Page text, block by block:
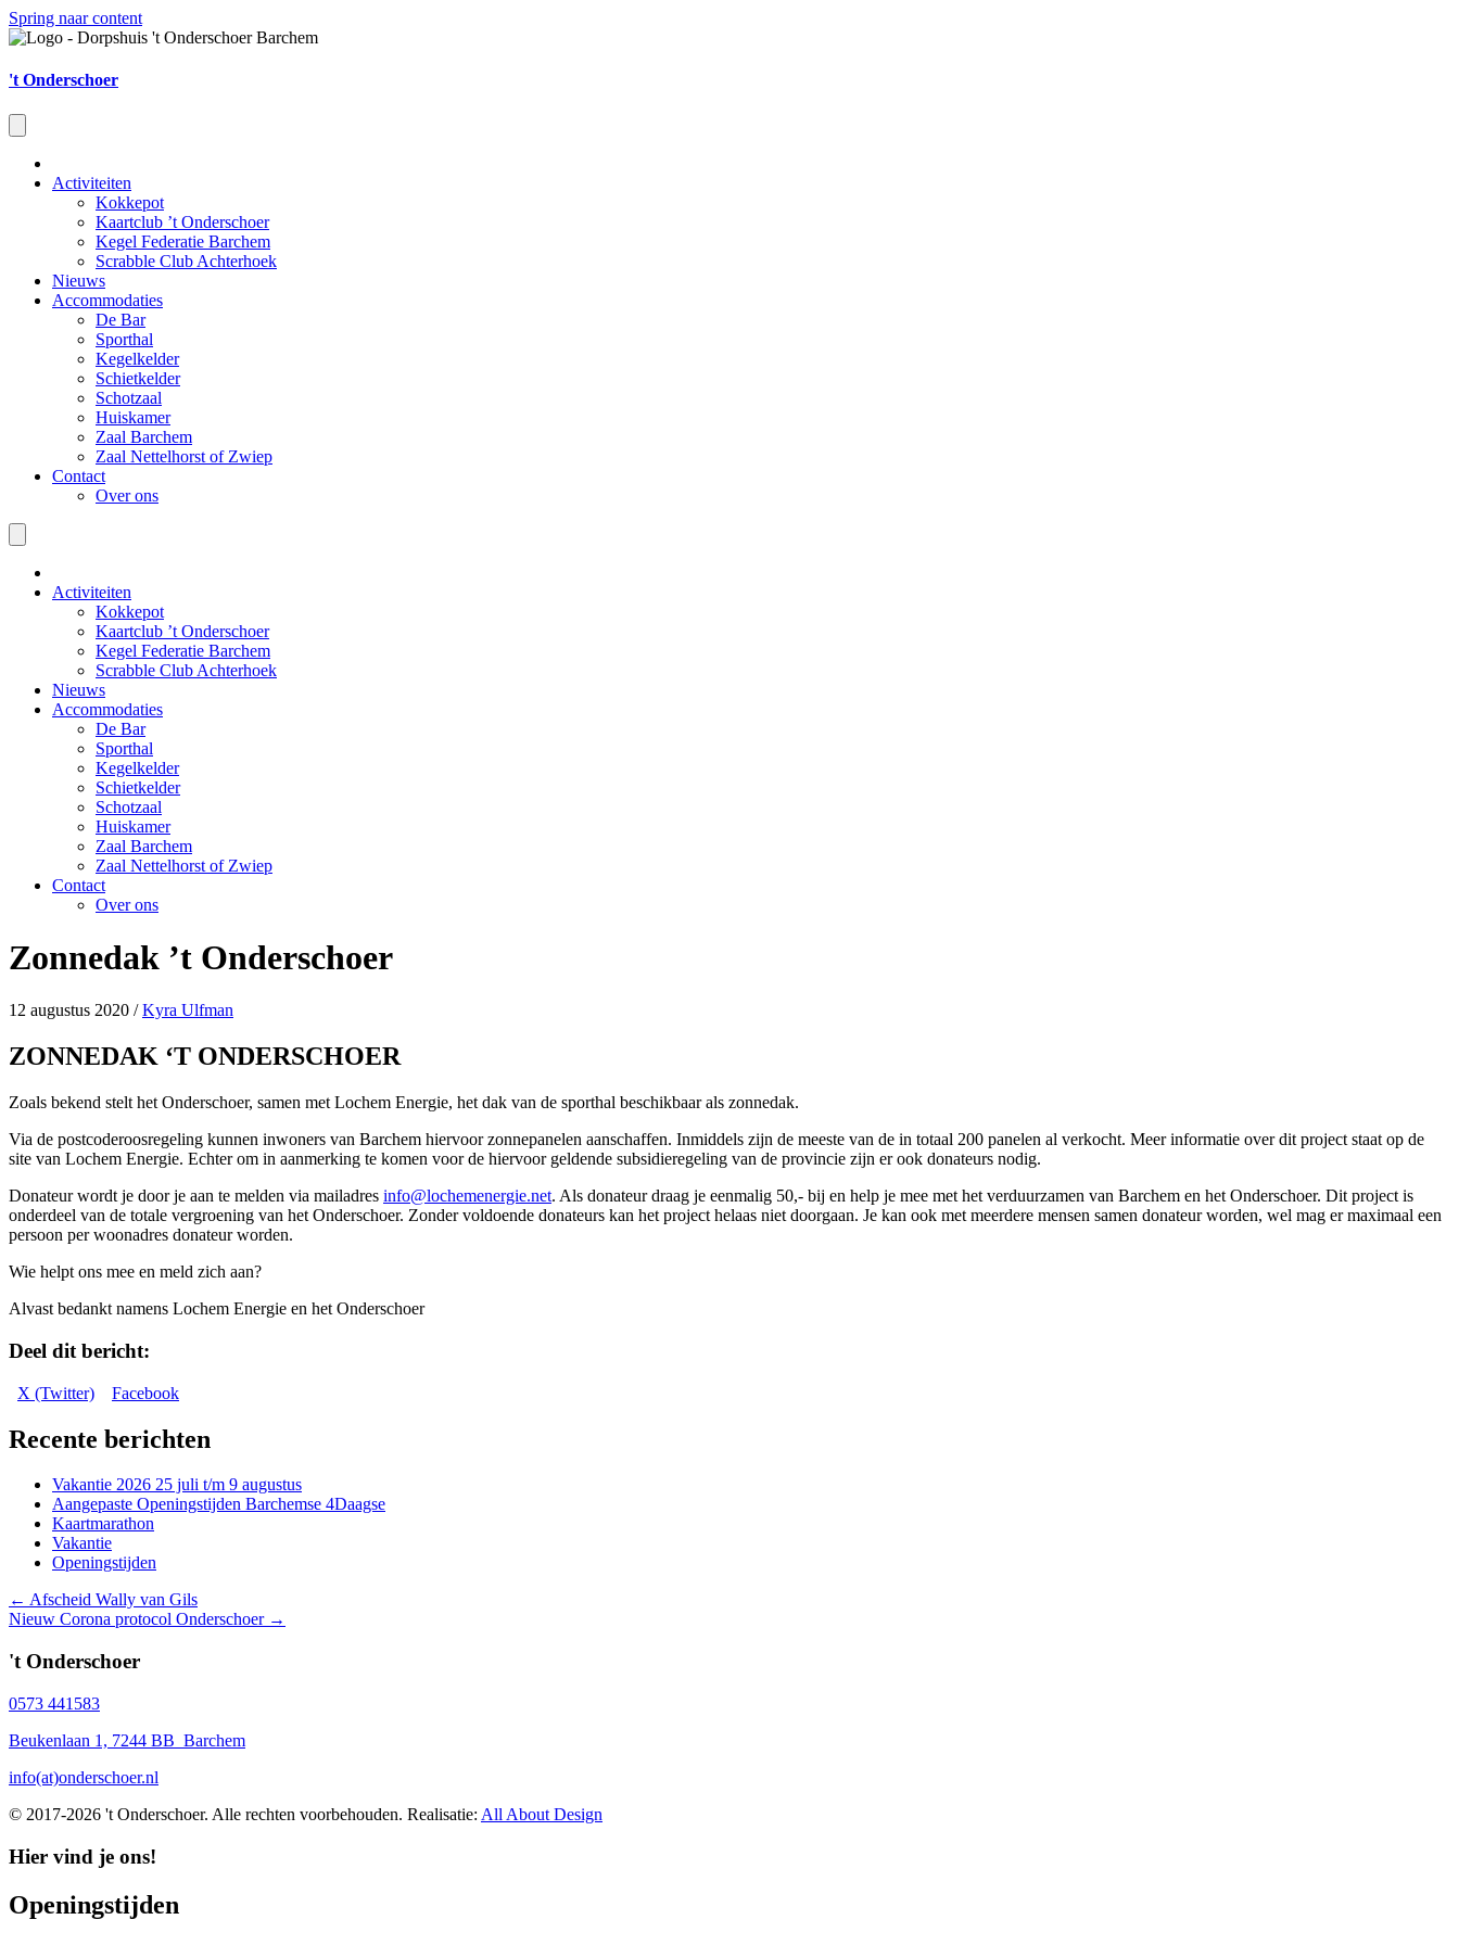
Spring naar content
't Onderschoer
Activiteiten
Kokkepot
Kaartclub ’t Onderschoer
Kegel Federatie Barchem
Scrabble Club Achterhoek
Nieuws
Accommodaties
De Bar
Sporthal
Kegelkelder
Schietkelder
Schotzaal
Huiskamer
Zaal Barchem
Zaal Nettelhorst of Zwiep
Contact
Over ons
Activiteiten
Kokkepot
Kaartclub ’t Onderschoer
Kegel Federatie Barchem
Scrabble Club Achterhoek
Nieuws
Accommodaties
De Bar
Sporthal
Kegelkelder
Schietkelder
Schotzaal
Huiskamer
Zaal Barchem
Zaal Nettelhorst of Zwiep
Contact
Over ons
Zonnedak ’t Onderschoer
12 augustus 2020 /Kyra Ulfman
ZONNEDAK ‘T ONDERSCHOER
Zoals bekend stelt het Onderschoer, samen met Lochem Energie, het dak van de sporthal beschikbaar als zonnedak.
Via de postcoderoosregeling kunnen inwoners van Barchem hiervoor zonnepanelen aanschaffen. Inmiddels zijn de meeste van de in totaal 200 panelen al verkocht. Meer informatie over dit project staat op de
site van Lochem Energie. Echter om in aanmerking te komen voor de hiervoor geldende subsidieregeling van de provincie zijn er ook donateurs nodig.
Donateur wordt je door je aan te melden via mailadres info@lochemenergie.net. Als donateur draag je eenmalig 50,- bij en help je mee met het verduurzamen van Barchem en het Onderschoer. Dit project is
onderdeel van de totale vergroening van het Onderschoer. Zonder voldoende donateurs kan het project helaas niet doorgaan. Je kan ook met meerdere mensen samen donateur worden, wel mag er maximaal een
persoon per woonadres donateur worden.
Wie helpt ons mee en meld zich aan?
Alvast bedankt namens Lochem Energie en het Onderschoer
Deel dit bericht:
Share
X (Twitter)
Share
Facebook
Recente berichten
Vakantie 2026 25 juli t/m 9 augustus
Aangepaste Openingstijden Barchemse 4Daagse
Kaartmarathon
Vakantie
Openingstijden
Posts
navigation
← Afscheid Wally van Gils
Nieuw Corona protocol Onderschoer →
't Onderschoer
0573 441583
Beukenlaan 1, 7244 BB Barchem
info(at)onderschoer.nl
© 2017-2026 't Onderschoer. Alle rechten voorbehouden. Realisatie: All About Design
Hier vind je ons!
Openingstijden